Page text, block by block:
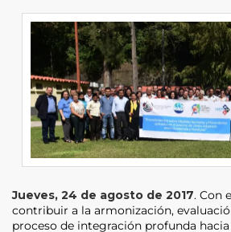
Jueves, 24 de agosto de 2017. Con
contribuir a la armonización,
proceso de integración profunda